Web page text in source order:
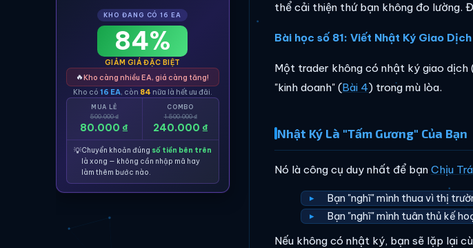
KHO ĐANG CÓ 16 EA
84%
GIẢM GIÁ ĐẶC BIỆT
🔥Kho càng nhiều EA, giá càng tăng!
Kho có 16 EA, còn 84 nữa là hết ưu đãi.
MUA LẺ
500.000 ₫
80.000 ₫
COMBO
1.500.000 ₫
240.000 ₫
💡Chuyển khoản đúng số tiền bên trên
là xong — không cần nhập mã hay
làm thêm bước nào.
thể cải thiện thứ bạn không đo lường.
Bài học số 81: Viết Nhật Ký Giao
Một trader không có nhật ký giao dịch
"kinh doanh" (Bài 4) trong mù lòa.
Nhật Ký Là "Tấm Gương" Của Bạn
Nó là công cụ duy nhất để bạn Chịu
Bạn "nghĩ" mình thua vì thị
Bạn "nghĩ" mình tuân thủ kế
Nếu không có nhật ký, bạn sẽ lặp lại